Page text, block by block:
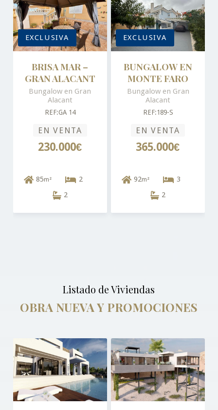
EXCLUSIVA
BRISA MAR –
GRAN ALACANT
Bungalow en Gran
Alacant
REF:GA 14
EN VENTA
230.000€
85m²
2
2
EXCLUSIVA
BUNGALOW EN
MONTE FARO
Bungalow en Gran
Alacant
REF:189-S
EN VENTA
365.000€
92m²
3
2
Listado de Viviendas
OBRA NUEVA Y PROMOCIONES